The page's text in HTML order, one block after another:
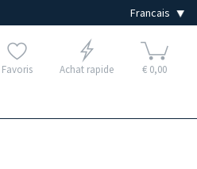
Favoris Achat rapide € 0,00